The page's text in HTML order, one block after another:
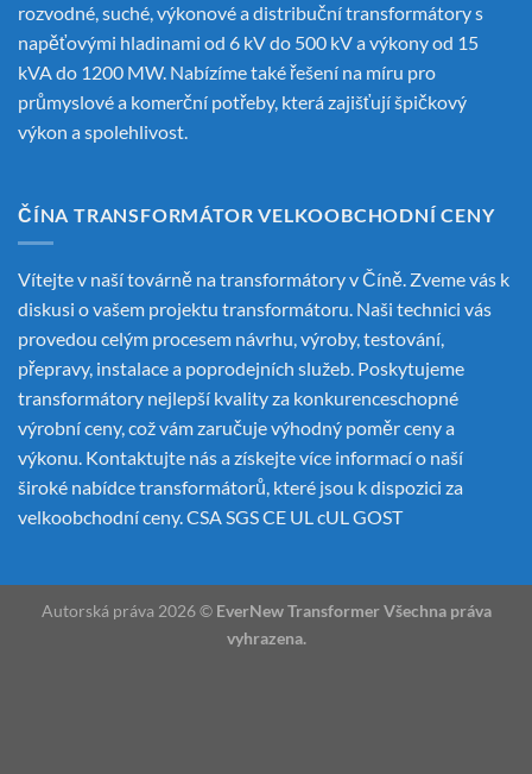
rozvodné, suché, výkonové a distribuční transformátory s
napěťovými hladinami od 6 kV do 500 kV a výkony od 15
kVA do 1200 MW. Nabízíme také řešení na míru pro
průmyslové a komerční potřeby, která zajišťují špičkový
výkon a spolehlivost.
ČÍNA TRANSFORMÁTOR VELKOOBCHODNÍ CENY
Vítejte v naší továrně na transformátory v Číně. Zveme vás k
diskusi o vašem projektu transformátoru. Naši technici vás
provedou celým procesem návrhu, výroby, testování,
přepravy, instalace a poprodejních služeb. Poskytujeme
transformátory nejlepší kvality za konkurenceschopné
výrobní ceny, což vám zaručuje výhodný poměr ceny a
výkonu. Kontaktujte nás a získejte více informací o naší
široké nabídce transformátorů, které jsou k dispozici za
velkoobchodní ceny. CSA SGS CE UL cUL GOST
Autorská práva 2026 © EverNew Transformer Všechna práva
vyhrazena.